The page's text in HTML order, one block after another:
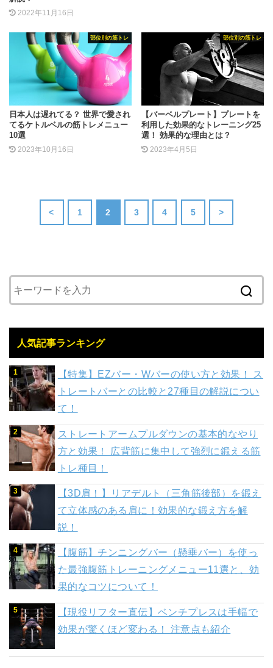
2022年11月16日
部位別の筋トレ
日本人は遅れてる？ 世界で愛され
てるケトルベルの筋トレメニュー
10選
2023年10月16日
部位別の筋トレ
【バーベルプレート】プレートを
利用した効果的なトレーニング25
選！ 効果的な理由とは？
2023年4月5日
< 1 2 3 4 5 >
人気記事ランキング
【特集】EZバー・Wバーの使い方と効果！ ス
トレートバーとの比較と27種目の解説につい
て！
ストレートアームプルダウンの基本的なやり
方と効果！ 広背筋に集中して強烈に鍛える筋
トレ種目！
【3D肩！】リアデルト（三角筋後部）を鍛え
て立体感のある肩に！効果的な鍛え方を解
説！
【腹筋】チンニングバー（懸垂バー）を使っ
た最強腹筋トレーニングメニュー11選と、効
果的なコツについて！
【現役リフター直伝】ベンチプレスは手幅で
効果が驚くほど変わる！ 注意点も紹介